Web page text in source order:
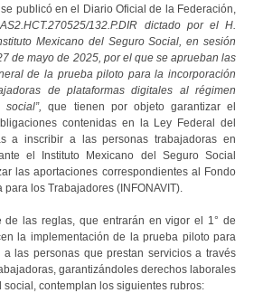
publicó en el Diario Oficial de la Federación,
132.P.DIR dictado por el H.
Mexicano del Seguro Social, en sesión
de mayo de 2025, por el que se aprueban las
de la prueba piloto para la incorporación
de plataformas digitales al régimen
social”,que tienen por objeto garantizar el
contenidas en la Ley Federal del
a inscribir a las personas trabajadoras en
el Instituto Mexicano del Seguro Social
las aportaciones correspondientes al Fondo
los Trabajadores (INFONAVIT).
de las reglas, que entrarán en vigor el 1° de
la implementación de la prueba piloto para
las personas que prestan servicios a través
garantizándoles derechos laborales
social, contemplan los siguientes rubros: